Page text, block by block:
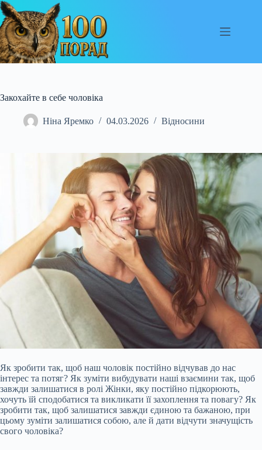
Перейти
до
вмісту
Закохайте в себе чоловіка
Ніна Яремко 04.03.2026 Відносини
Як зробити так, щоб наш чоловік постійно відчував до нас
інтерес та потяг? Як зуміти вибудувати наші взаємини так, щоб
завжди залишатися в ролі Жінки, яку постійно підкорюють,
хочуть їй сподобатися та викликати її захоплення та повагу? Як
зробити так, щоб залишатися завжди єдиною та бажаною, при
цьому зуміти залишатися собою, але й дати відчути значущість
свого чоловіка?